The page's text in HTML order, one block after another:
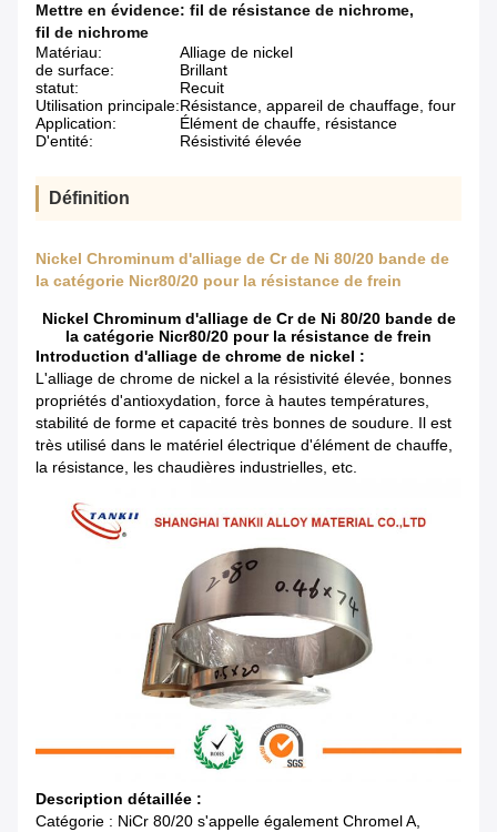
Mettre en évidence: fil de résistance de nichrome,
fil de nichrome
Matériau:
Alliage de nickel
de surface:
Brillant
statut:
Recuit
Utilisation principale:Résistance, appareil de chauffage, four
Application:
Élément de chauffe, résistance
D'entité:
Résistivité élevée
Définition
Nickel Chrominum d'alliage de Cr de Ni 80/20 bande de
la catégorie Nicr80/20 pour la résistance de frein
Nickel Chrominum d'alliage de Cr de Ni 80/20 bande de
la catégorie Nicr80/20 pour la résistance de frein
Introduction d'alliage de chrome de nickel :
L'alliage de chrome de nickel a la résistivité élevée, bonnes
propriétés d'antioxydation, force à hautes températures,
stabilité de forme et capacité très bonnes de soudure. Il est
très utilisé dans le matériel électrique d'élément de chauffe,
la résistance, les chaudières industrielles, etc.
Description détaillée :
Catégorie : NiCr 80/20 s'appelle également Chromel A,